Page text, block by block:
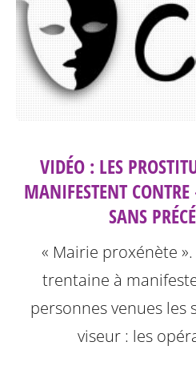
VIDÉO : LES
MANIFESTENT
SANS
« Mairie proxénète
trentaine à
personnes venues les
viseur : les